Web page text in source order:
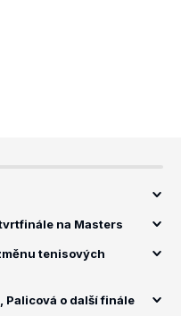
na Masters
tenisových
o další finále